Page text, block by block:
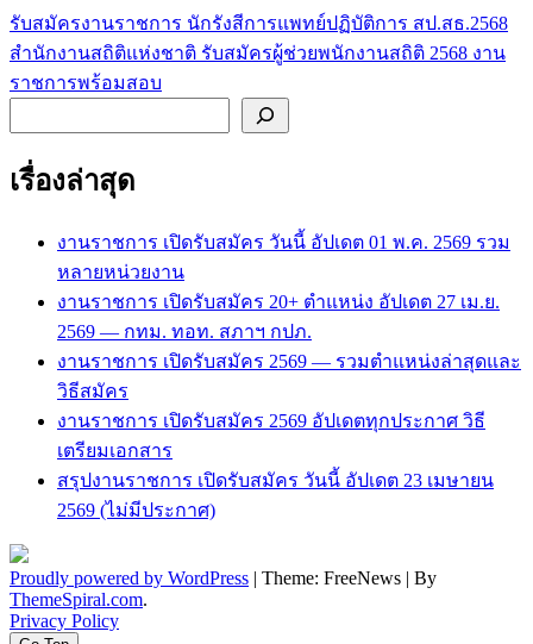
แนะแนว
เรื่อง
รับสมัครงานราชการ นักรังสีการแพทย์ปฏิบัติการ สป.สธ.2568
สำนักงานสถิติแห่งชาติ รับสมัครผู้ช่วยพนักงานสถิติ 2568 งาน
ราชการพร้อมสอบ
เรื่องล่าสุด
งานราชการ เปิดรับสมัคร วันนี้ อัปเดต 01 พ.ค. 2569 รวม
หลายหน่วยงาน
งานราชการ เปิดรับสมัคร 20+ ตำแหน่ง อัปเดต 27 เม.ย.
2569 — กทม. ทอท. สภาฯ กปภ.
งานราชการ เปิดรับสมัคร 2569 — รวมตำแหน่งล่าสุดและ
วิธีสมัคร
งานราชการ เปิดรับสมัคร 2569 อัปเดตทุกประกาศ วิธี
เตรียมเอกสาร
สรุปงานราชการ เปิดรับสมัคร วันนี้ อัปเดต 23 เมษายน
2569 (ไม่มีประกาศ)
Proudly powered by WordPress | Theme: FreeNews | By
ThemeSpiral.com.
Privacy Policy